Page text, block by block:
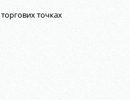
торгових точках